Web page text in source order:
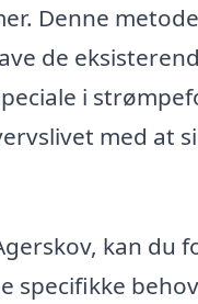
Denne
de
i
med at
kan du
specifikke